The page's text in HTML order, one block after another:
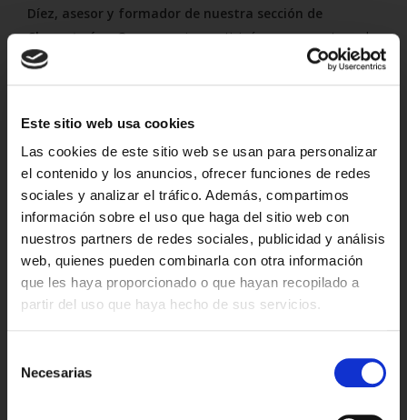
Este sitio web usa cookies
Las cookies de este sitio web se usan para personalizar
el contenido y los anuncios, ofrecer funciones de redes
sociales y analizar el tráfico. Además, compartimos
información sobre el uso que haga del sitio web con
nuestros partners de redes sociales, publicidad y análisis
web, quienes pueden combinarla con otra información
que les haya proporcionado o que hayan recopilado a
partir del uso que haya hecho de sus servicios.
Necesarias
Díez, asesor y formador de nuestra sección de
Charcutería y Quesos, quien participó como experto en la
mesa redonda ¨Los quesos en la distribución¨.
Lupa, en la elección de nuestros productos. Destacó lo
importante que es paraLupa tener la capacidad de
conectar a los pequeños productores cántabros para
que sus productos lleguen a los hogares de todos sus
clientes.
Queremos seguirapostando por lo local y el sabor de
siempre. Por eso, trabajamos mano a mano con los
ganaderos y maestros queseros de la región.
tan bien!
Nos vemos en el mostrador de Lupa para